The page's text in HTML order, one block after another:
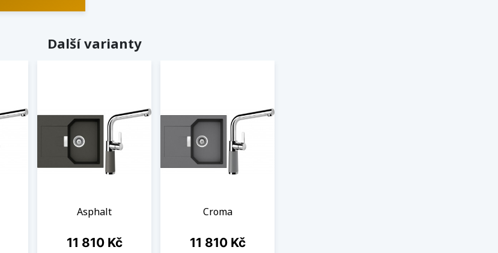
Další varianty
Asphalt
Cena
11 810 Kč
Croma
Cena
11 810 Kč